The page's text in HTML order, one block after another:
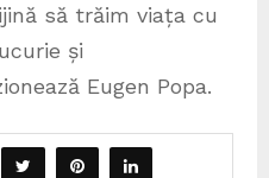
să trăim viața cu
și
Eugen Popa.